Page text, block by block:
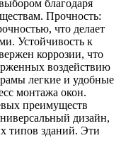
благодаря
Прочность:
что делает
Устойчивость к
коррозии, что
воздействию
легкие и удобные
монтажа окон.
преимуществ
дизайн,
типов зданий. Эти